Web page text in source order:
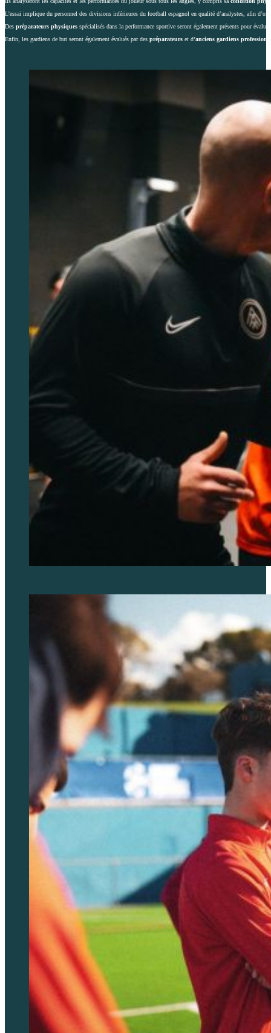
L’essai implique du personnel des divisions inférieures du football espagnol en qualité d’analystes, afin
Des préparateurs physiques spécialisés dans la performance sportive seront également présents pour
Enfin, les gardiens de but seront également évalués par des préparateurs et d’anciens gardiens